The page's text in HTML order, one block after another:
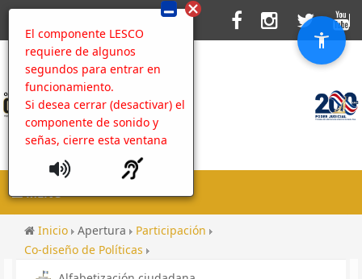
El componente LESCO
requiere de algunos
segundos para entrar en
funcionamiento.
Si desea cerrar (desactivar) el
componente de sonido y
señas, cierre esta ventana
MENU
Inicio Apertura
Participación
Co-diseño de Políticas
Caja de Herramientas contra la Corrupción